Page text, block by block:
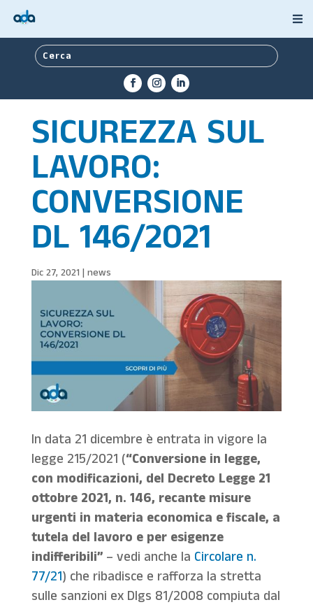
SICUREZZA SUL
LAVORO:
CONVERSIONE
DL 146/2021
Dic 27, 2021 news
In data 21 dicembre è entrata in vigore la
legge 215/2021 (“Conversione in legge,
con modificazioni, del Decreto Legge 21
ottobre 2021, n. 146, recante misure
urgenti in materia economica e fiscale, a
tutela del lavoro e per esigenze
indifferibili”– vedi anche la Circolare n.
77/21) che ribadisce e rafforza la stretta
sulle sanzioni ex Dlgs 81/2008 compiuta dal